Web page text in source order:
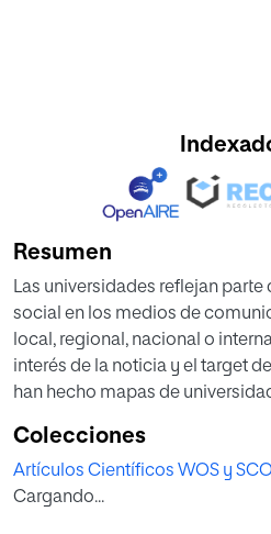
Resumen
Las universidades reflejan
social en los medios de
local, regional, nacional o
interés de la noticia y el target
han hecho mapas de
propone visualizar cómo las
parecen entre sí a través de su
de prensa nacional, regional y
Colecciones
Artículos Científicos WOS y
Cargando...